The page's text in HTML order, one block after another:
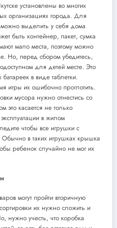
установлены во многих
организациях города. Для
выделить у себя дома
быть контейнер, пакет, сумка
мало места, поэтому можно
Но, перед сбором убедитесь,
для детей месте. Это
в виде таблетки.
игры их ошибочно проглотить.
мусора нужно отнестись со
это касается не только
в жилом
чтобы все игрушки с
в таких игрушках крышка
ребенок случайно не мог их
могут пройти вторичную
их нужно сложить и
нужно учесть, что коробка